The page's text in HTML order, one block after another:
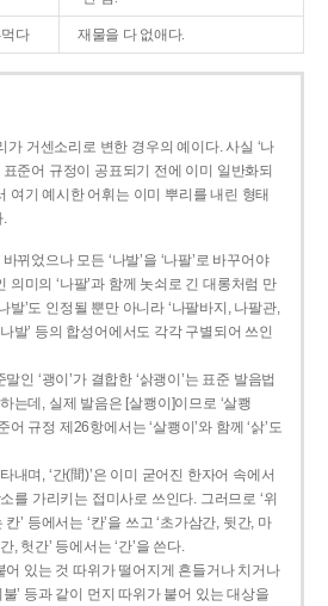
다 재물을 다 없애다.
거센소리로 변한 경우의 예이다. 사실 ‘나
표준어 규정이 공표되기 전에 이미 일반화되
여기 예시한 어휘는 이미 뿌리를 내린 형태
.
뀌었으나 모든 ‘나발’을 ‘나팔’로 바꾸어야
의미의 ‘나팔’과 함께 놋쇠로 긴 대롱처럼 만
발’도 인정될 뿐만 아니라 ‘나팔바지, 나팔관,
발’ 등의 합성어에서도 각각 구별되어 쓰인
인 ‘괭이’가 결합한 ‘삵괭이’는 표준 발음법
는데, 실제 발음은 [살쾡이]이므로 ‘살쾡
어 규정 제26항에서는 ‘살쾡이’와 함께 ‘삵’도
내며, ‘간(間)’은 이미 굳어진 한자어 속에서
를 가리키는 접미사로 쓰인다. 그러므로 ‘위
’ 등에서는 ‘칸’을 쓰고 ‘초가삼간, 뒷간, 마
, 헛간’ 등에서는 ‘간’을 쓴다.
어 있는 것 따위가 떨어지게 흔들거나 치거나
’ 등과 같이 먼지 따위가 붙어 있는 대상을